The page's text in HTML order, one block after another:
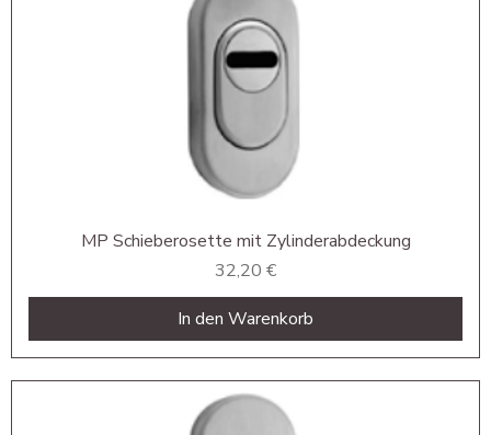
MP Schieberosette mit Zylinderabdeckung
Preis
32,20 €
In den Warenkorb